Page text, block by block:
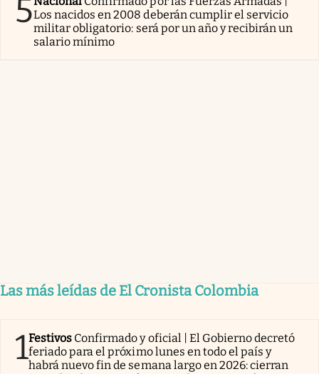
5Los nacidos en 2008 deberán cumplir el servicio
militar obligatorio: será por un año y recibirán un
salario mínimo
Las más leídas de El Cronista Colombia
1Festivos Confirmado y oficial | El Gobierno decretó
feriado para el próximo lunes en todo el país y
habrá nuevo fin de semana largo en 2026: cierran